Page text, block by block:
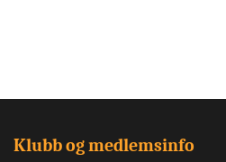
Klubb og medlemsinfo